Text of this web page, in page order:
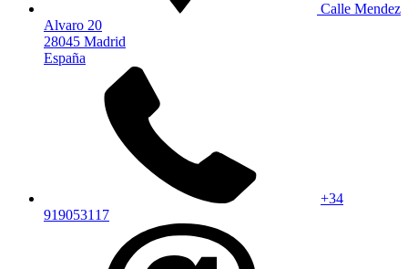
Calle Mendez
Alvaro 20
28045 Madrid
España
+34
919053117